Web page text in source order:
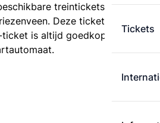
Tickets
treintickets tussen
Deze tickets zijn
is altijd goedkoper dan